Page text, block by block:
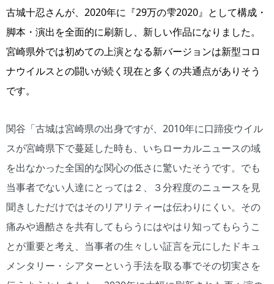
古城十忍さんが、2020年に『29万の雫2020』として構成・
脚本・演出を全面的に刷新し、新しい作品になりました。
宮崎県外では初めての上演となる新バージョンは新型コロ
ナウイルスとの闘いが続く現在と多くの共通点がありそう
です。
関谷「古城は宮崎県の出身ですが、2010年に口蹄疫ウイル
スが宮崎県下で蔓延した時も、いちローカルニュースの域
を出なかった全国的な関心の低さに驚いたそうです。でも
当事者でない人達にとっては２、３分程度のニュースを見
聞きしただけではそのリアリティーは伝わりにくい。その
痛みや過酷さを共有してもらうにはやはり知ってもらうこ
とが重要と考え、当事者の生々しい証言を元にしたドキュ
メンタリー・シアターという手法を取る事でその切実さを